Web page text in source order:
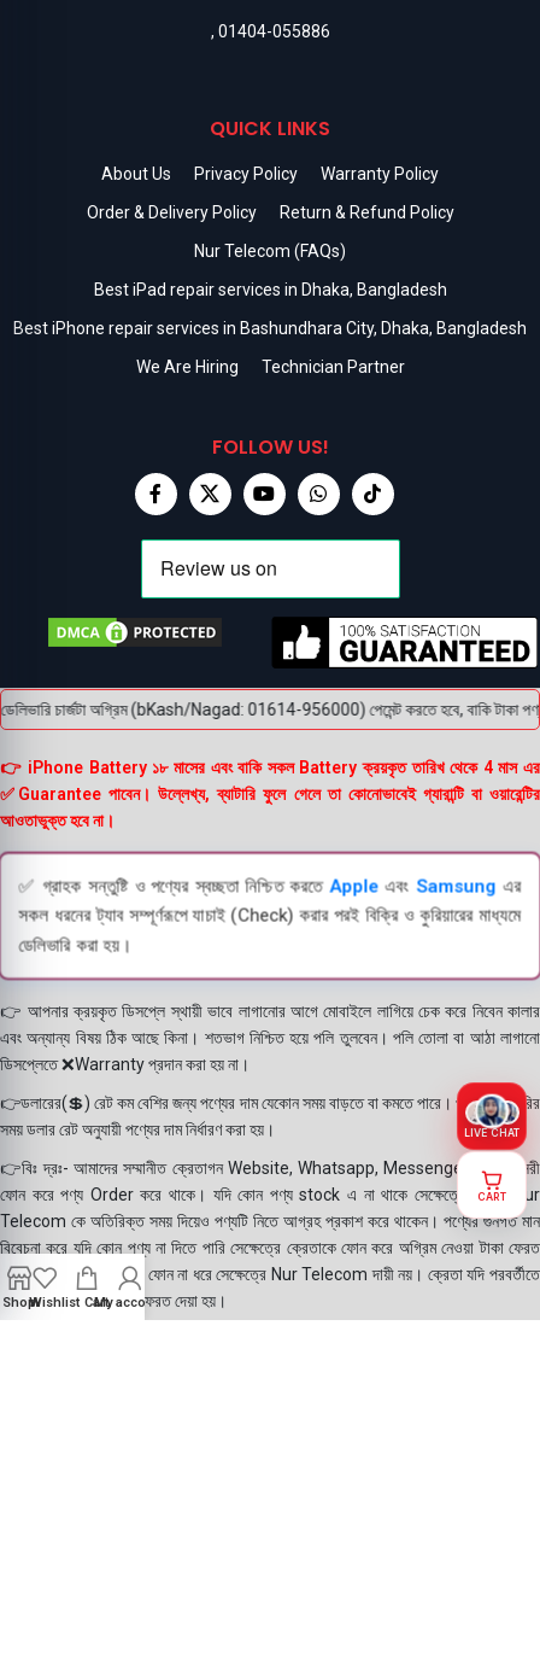
, 01404-055886
QUICK LINKS
About Us Privacy Policy
Warranty Policy
Order & Delivery Policy
Return & Refund Policy
Nur Telecom (FAQs)
Best iPad repair services in Dhaka, Bangladesh
Best iPhone repair services in Bashundhara City, Dhaka, Bangladesh
We Are Hiring
Technician Partner
FOLLOW US!
চার্জটা অগ্রিম (bKash/Nagad: 01614-956000) পেমেন্ট করতে হবে, বাকি টাকা
👉 iPhone Battery ১৮ মাসের এবং বাকি সকল Battery ক্রয়কৃত তারিখ থেকে 4 মাস এর
✅Guarantee পাবেন। উল্লেখ্য, ব্যাটারি ফুলে গেলে তা কোনোভাবেই গ্যারান্টি বা ওয়ারেন্টির
আওতাভুক্ত হবে না।
✅ গ্রাহক সন্তুষ্টি ও পণ্যের স্বচ্ছতা নিশ্চিত করতে Appleএবং Samsungএর
সকল ধরনের ট্যাব সম্পূর্ণরূপে যাচাই (Check) করার পরই বিক্রি ও কুরিয়ারের মাধ্যমে
ডেলিভারি করা হয়।
👉 আপনার ক্রয়কৃত ডিসপ্লে স্থায়ী ভাবে লাগানোর আগে মোবাইলে লাগিয়ে চেক করে নিবেন কালার
এবং অন্যান্য বিষয় ঠিক আছে কিনা। শতভাগ নিশ্চিত হয়ে পলি তুলবেন। পলি তোলা বা আঠা লাগানো
ডিসপ্লেতে ❌Warranty প্রদান করা হয় না।
👉ডলারের(💲) রেট কম বেশির জন্য পণ্যের দাম যেকোন সময় বাড়তে বা কমতে পারে। পণ্য ডেলিভারির
সময় ডলার রেট অনুযায়ী পণ্যের দাম নির্ধারণ করা হয়।
👉বিঃ দ্রঃ- আমাদের সম্মানীত ক্রেতাগন Website, Whatsapp, Messenger এবং সরাসরী
ফোন করে পণ্য Order করে থাকে। যদি কোন পণ্য stock এ না থাকে সেক্ষেত্রে ক্রেতা Nur
Telecom কে অতিরিক্ত সময় দিয়েও পণ্যটি নিতে আগ্রহ প্রকাশ করে থাকেন। পণ্যের গুনগত মান
বিবেচনা করে যদি কোন পণ্য না দিতে পারি সেক্ষেত্রে ক্রেতাকে ফোন করে অগ্রিম নেওয়া টাকা ফেরত
দেয়া হয়। যদি কোন ক্রেতা ফোন না ধরে সেক্ষেত্রে Nur Telecom দায়ী নয়। ক্রেতা যদি পরবর্তীতে
ফোন করে সাথে সাথে টাকা ফেরত দেয়া হয়।
ShopWishlist CartMy account
LIVE CHAT
CART